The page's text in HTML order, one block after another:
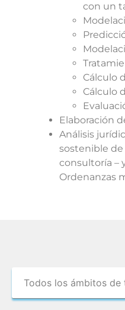
con un
Cálculo
Cálculo
Elaboración
Análisis
sostenible
consultoría –
Ordenanzas